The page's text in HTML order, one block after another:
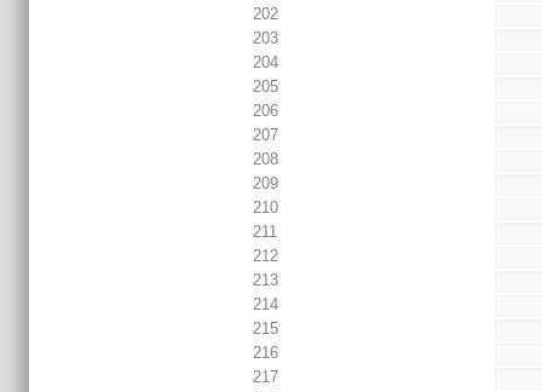
202
203
204
205
206
207
208
209
210
211
212
213
214
215
216
217